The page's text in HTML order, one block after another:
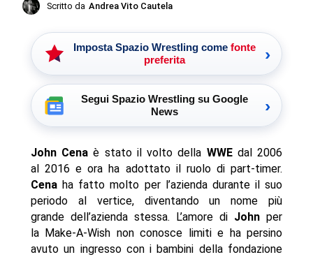
Scritto da Andrea Vito Cautela
Imposta Spazio Wrestling come fonte
preferita
›
Segui Spazio Wrestling su Google
News
›
John Cena è stato il volto della WWEdal 2006
al 2016 e ora ha adottato il ruolo di part-timer.
Cenaha fatto molto per l’azienda durante il suo
periodo al vertice, diventando un nome più
grande dell’azienda stessa. L’amore di John per
la Make-A-Wish non conosce limiti e ha persino
avuto un ingresso con i bambini della fondazione